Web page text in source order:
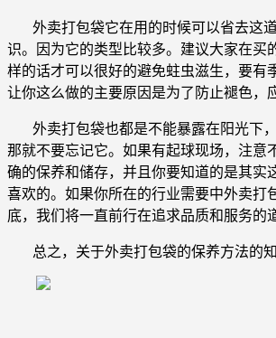
外卖打包袋它在用的时候可以省去这
识。因为它的类型比较多。建议大家在买
样的话才可以很好的避免蛀虫滋生，要有
让你这么做的主要原因是为了防止褪色，
外卖打包袋也都是不能暴露在阳光下
那就不要忘记它。如果有起球现场，注
确的保养和储存，并且你要知道的是其实
喜欢的。如果你所在的行业需要中外卖打
底，我们将一直前行在追求品质和服务的
总之，关于外卖打包袋的保养方法的